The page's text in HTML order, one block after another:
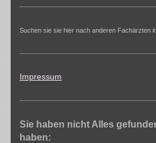
Suchen sie sie hier nach anderen Fachärzten
Impressum
Sie haben nicht Alles
haben: